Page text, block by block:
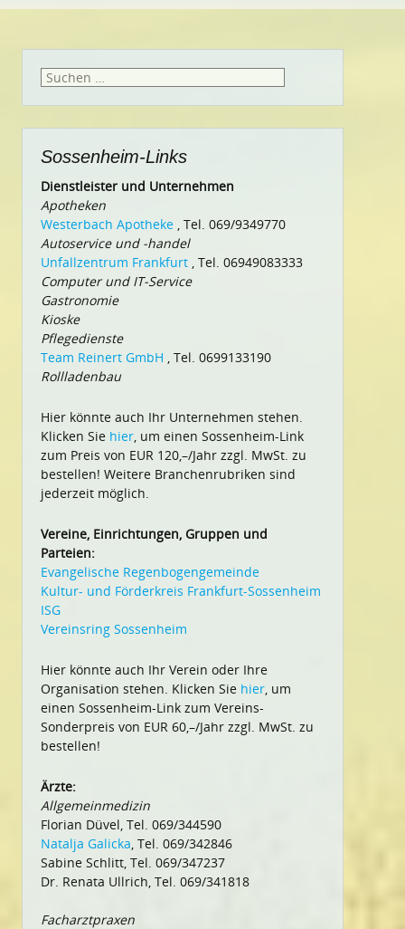
Suchen
Sossenheim-Links
Dienstleister und Unternehmen
Apotheken
Westerbach Apotheke , Tel. 069/9349770
Autoservice und -handel
Unfallzentrum Frankfurt , Tel. 06949083333
Computer und IT-Service
Gastronomie
Kioske
Pflegedienste
Team Reinert GmbH , Tel. 0699133190
Rollladenbau
Hier könnte auch Ihr Unternehmen stehen.
Klicken Sie hier, um einen Sossenheim-Link
zum Preis von EUR 120,–/Jahr zzgl. MwSt. zu
bestellen! Weitere Branchenrubriken sind
jederzeit möglich.
Vereine, Einrichtungen, Gruppen und
Parteien:
Evangelische Regenbogengemeinde
Kultur- und Förderkreis Frankfurt-Sossenheim
ISG
Vereinsring Sossenheim
Hier könnte auch Ihr Verein oder Ihre
Organisation stehen. Klicken Sie hier, um
einen Sossenheim-Link zum Vereins-
Sonderpreis von EUR 60,–/Jahr zzgl. MwSt. zu
bestellen!
Ärzte:
Allgemeinmedizin
Florian Düvel, Tel. 069/344590
Natalja Galicka, Tel. 069/342846
Sabine Schlitt, Tel. 069/347237
Dr. Renata Ullrich, Tel. 069/341818
Facharztpraxen